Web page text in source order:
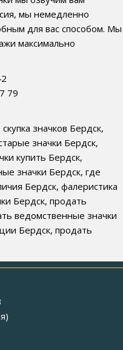
мы немедленно
для вас способом. Мы
максимально
79
значков Бердск,
значки Бердск,
купить Бердск,
значки Бердск, где
Бердск, фалеристика
Бердск, продать
ведомственные значки
Бердск, продать